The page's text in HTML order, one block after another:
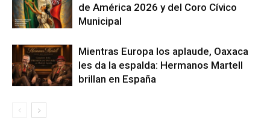
de América 2026 y del Coro Cívico
Municipal
Mientras Europa los aplaude, Oaxaca
les da la espalda: Hermanos Martell
brillan en España